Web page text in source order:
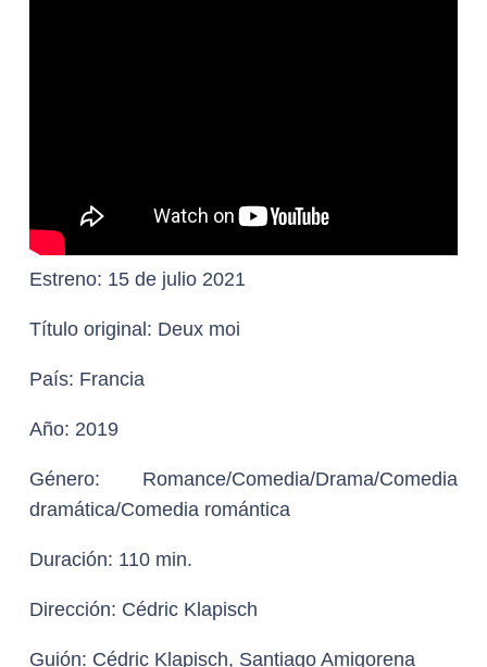
Estreno: 15 de julio 2021
Título original: Deux moi
País: Francia
Año: 2019
Género: Romance/Comedia/Drama/Comedia
dramática/Comedia romántica
Duración: 110 min.
Dirección: Cédric Klapisch
Guión: Cédric Klapisch, Santiago Amigorena